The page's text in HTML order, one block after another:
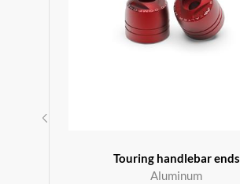
Touring handlebar ends
Aluminum